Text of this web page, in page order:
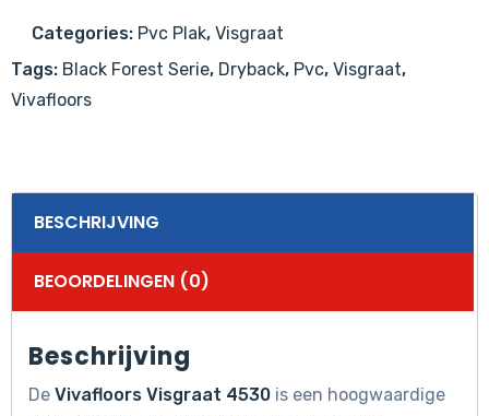
Categories: Pvc Plak, Visgraat
Tags: Black Forest Serie, Dryback, Pvc, Visgraat,
Vivafloors
BESCHRIJVING
BEOORDELINGEN (0)
Beschrijving
De Vivafloors Visgraat 4530 is een hoogwaardige